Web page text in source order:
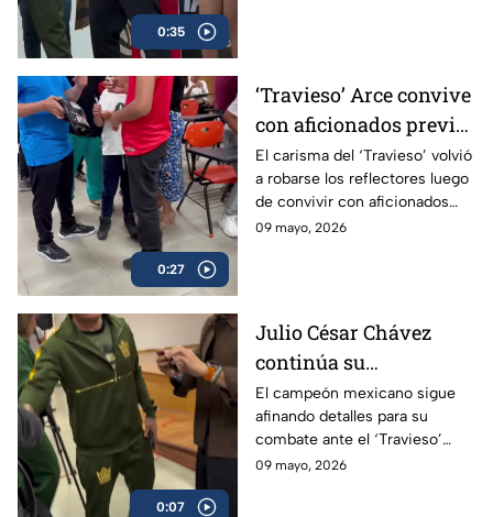
0:35
0:27
‘Travieso’ Arce convive
con aficionados previo
a su esperado combate
El carisma del ‘Travieso’ volvió
a robarse los reflectores luego
de convivir con aficionados
antes de subir al ring.
09 mayo, 2026
0:07
Julio César Chávez
continúa su
preparación para
enfrentar al ‘Travieso’
Arce
El campeón mexicano sigue
afinando detalles para su
combate ante el ‘Travieso’
Arce
09 mayo, 2026